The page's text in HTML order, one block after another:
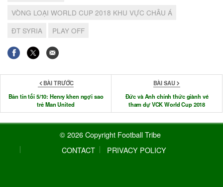
VÒNG LOẠI WORLD CUP 2018 KHU VỰC CHÂU Á
ĐT SYRIA
PLAY OFF
BÀI TRƯỚC
Bản tin tối 5/10: Henry khen ngợi sao
trẻ Man United
BÀI SAU
Đức và Anh chính thức giành vé
tham dự VCK World Cup 2018
© 2026 Copyright Football Tribe
CONTACT
PRIVACY POLICY